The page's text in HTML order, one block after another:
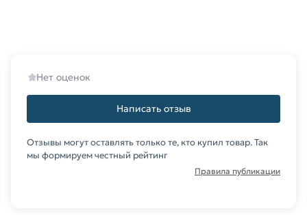
Нет оценок
Написать отзыв
Отзывы могут оставлять только те, кто купил товар. Так
мы формируем честный рейтинг
Правила публикации